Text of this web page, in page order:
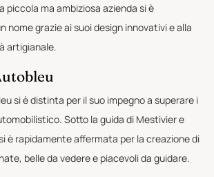
piccola ma ambiziosa azienda si è
nome grazie ai suoi design innovativi e alla
artigianale.
si è distinta per il suo impegno a superare i
Sotto la guida di Mestivier e
è rapidamente affermata per la creazione di
belle da vedere e piacevoli da guidare.